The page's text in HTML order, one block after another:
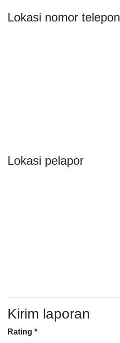
Lokasi nomor telepon
Lokasi pelapor
Kirim laporan
Rating *